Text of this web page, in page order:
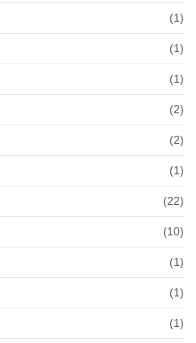
(1)
(1)
(1)
(2)
(2)
(1)
(22)
(10)
(1)
(1)
(1)